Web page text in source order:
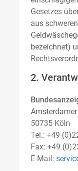
Gesetzes
aus
bezeichnet)
2.
50735 Köln
Tel.: +49
Fax: +49
E-Mail: